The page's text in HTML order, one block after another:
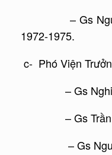
– Gs Nguyễn
1972-1975.
c- Phó Viện
– Gs Nghiêm
– Gs Trần
– Gs Nguyễn